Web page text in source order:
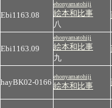
Ebi1163.08
ehonyamatohiji
絵本和比事
八
Ebi1163.09
ehonyamatohiji
絵本和比事
九
hayBK02-0166
ehonyamatohiji
絵本和比事